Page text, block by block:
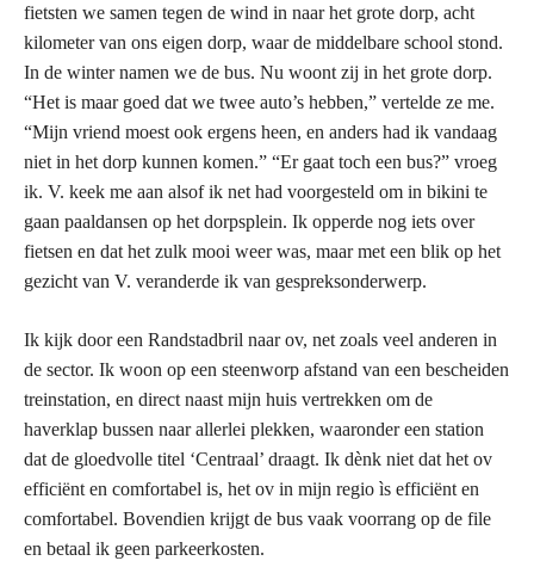
fietsten we samen tegen de wind in naar het grote dorp, acht
kilometer van ons eigen dorp, waar de middelbare school stond.
In de winter namen we de bus. Nu woont zij in het grote dorp.
“Het is maar goed dat we twee auto’s hebben,” vertelde ze me.
“Mijn vriend moest ook ergens heen, en anders had ik vandaag
niet in het dorp kunnen komen.” “Er gaat toch een bus?” vroeg
ik. V. keek me aan alsof ik net had voorgesteld om in bikini te
gaan paaldansen op het dorpsplein. Ik opperde nog iets over
fietsen en dat het zulk mooi weer was, maar met een blik op het
gezicht van V. veranderde ik van gespreksonderwerp.
Ik kijk door een Randstadbril naar ov, net zoals veel anderen in
de sector. Ik woon op een steenworp afstand van een bescheiden
treinstation, en direct naast mijn huis vertrekken om de
haverklap bussen naar allerlei plekken, waaronder een station
dat de gloedvolle titel ‘Centraal’ draagt. Ik dènk niet dat het ov
efficiënt en comfortabel is, het ov in mijn regio ìs efficiënt en
comfortabel. Bovendien krijgt de bus vaak voorrang op de file
en betaal ik geen parkeerkosten.